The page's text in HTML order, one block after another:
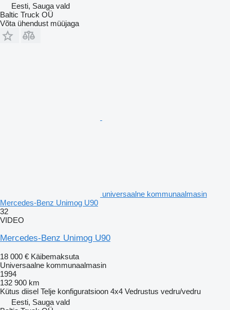
Eesti, Sauga vald
Baltic Truck OÜ
Võta ühendust müüjaga
universaalne kommunaalmasin
Mercedes-Benz Unimog U90
32
VIDEO
Mercedes-Benz Unimog U90
18 000 € Käibemaksuta
Universaalne kommunaalmasin
1994
132 900 km
Kütus diisel Telje konfiguratsioon 4x4 Vedrustus vedru/vedru
Eesti, Sauga vald